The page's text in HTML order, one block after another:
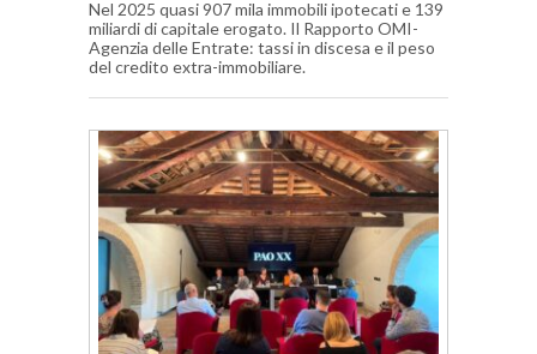
Nel 2025 quasi 907 mila immobili ipotecati e 139
miliardi di capitale erogato. Il Rapporto OMI-
Agenzia delle Entrate: tassi in discesa e il peso
del credito extra-immobiliare.